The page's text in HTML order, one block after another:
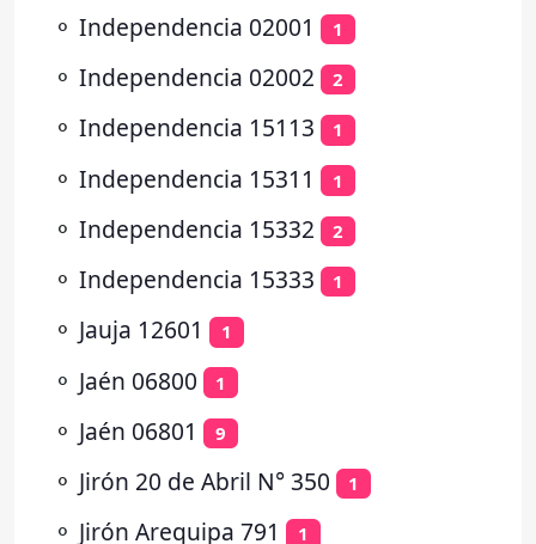
⚬ Independencia 02001 1
⚬ Independencia 02002 2
⚬ Independencia 15113 1
⚬ Independencia 15311 1
⚬ Independencia 15332 2
⚬ Independencia 15333 1
⚬ Jauja 12601 1
⚬ Jaén 06800 1
⚬ Jaén 06801 9
⚬ Jirón 20 de Abril N° 350 1
⚬ Jirón Arequipa 791 1